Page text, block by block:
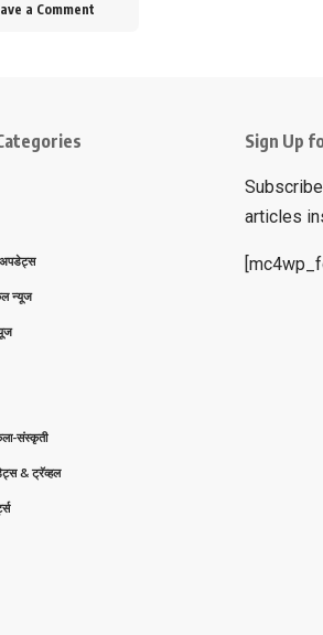
a Comment
अपडेट्स
न्यूज
संस्कृती
& ट्रॅव्हल
Sign Up
articles